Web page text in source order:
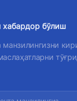
хабардор бўлиш